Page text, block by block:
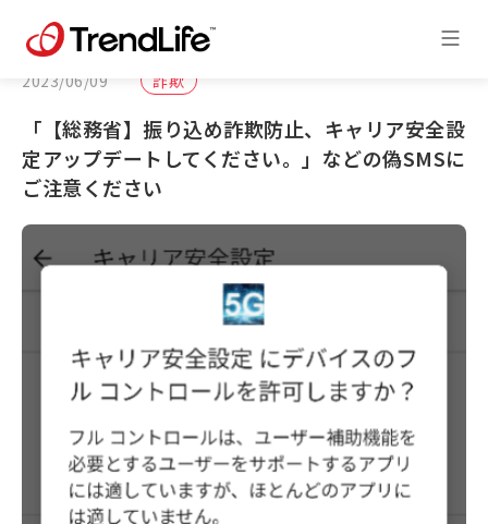
2023/06/09 詐欺
「【総務省】振り込め詐欺防止、キャリア安全設
定アップデートしてください。」などの偽SMSに
ご注意ください